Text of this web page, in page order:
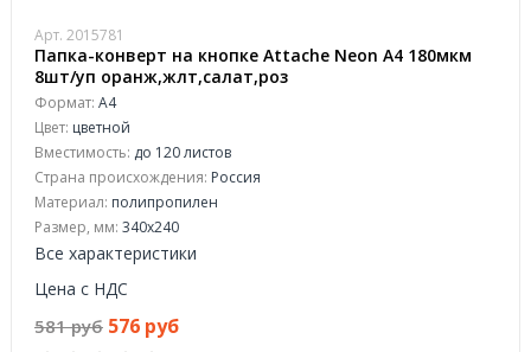
Арт. 2015781
Папка-конверт на кнопке Attache Neon А4 180мкм
8шт/уп оранж,жлт,салат,роз
Формат: А4
Цвет: цветной
Вместимость: до 120 листов
Страна происхождения: Россия
Материал: полипропилен
Размер, мм: 340x240
Все характеристики
Цена с НДС
581 руб 576 руб